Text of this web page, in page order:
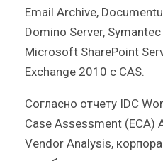
Email Archive,
Domino Server,
Microsoft SharePoint
Exchange 2010 с CAS.
Согласно отчету IDC
Case Assessment (ECA)
Vendor Analysis,